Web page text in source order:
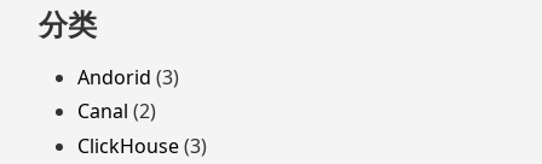
分类
Andorid (3)
Canal (2)
ClickHouse(3)